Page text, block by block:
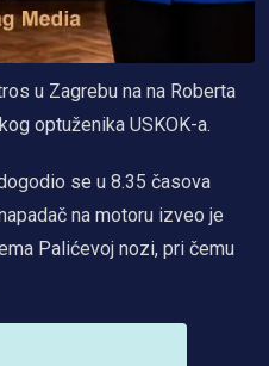
u Zagrebu na na Roberta
optuženika USKOK-a.
se u 8.35 časova
na motoru izveo je
Palićevoj nozi, pri čemu